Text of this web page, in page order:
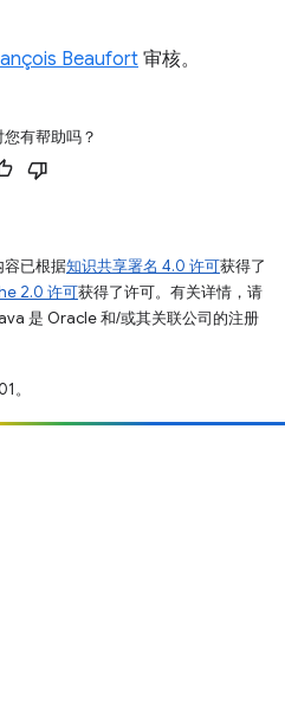
Beaufort 审核。
有帮助吗？
容已根据知识共享署名 4.0 许可获得了
2.0 许可获得了许可。有关详情，请
是 Oracle 和/或其关联公司的注册
。